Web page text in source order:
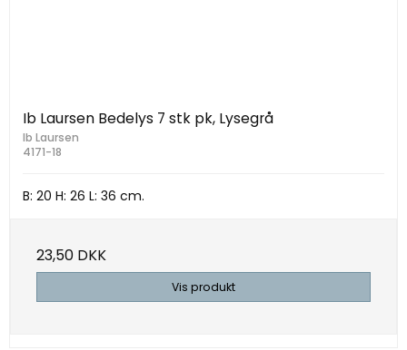
Ib Laursen Bedelys 7 stk pk, Lysegrå
Ib Laursen
4171-18
B: 20 H: 26 L: 36 cm.
23,50 DKK
Vis produkt